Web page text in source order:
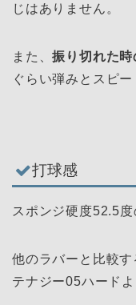
じはありません。
また、振り切れた時
ぐらい弾みとスピー
打球感
スポンジ硬度52.5度
他のラバーと比較す
テナジー05ハード